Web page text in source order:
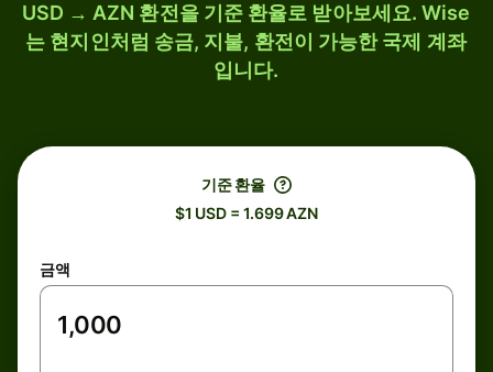
USD → AZN 환전을 기준 환율로 받아보세요. Wise
는 현지인처럼 송금, 지불, 환전이 가능한 국제 계좌
입니다.
기준 환율
$1 USD = 1.699 AZN
금액